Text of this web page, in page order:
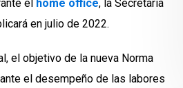
el home office, la Secretaría
en julio de 2022.
el objetivo de la nueva Norma
el desempeño de las labores